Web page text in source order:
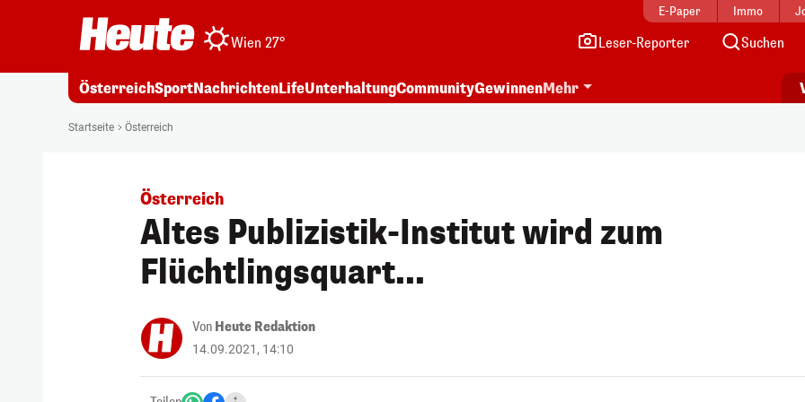
E-Paper Immo
Wien 27° Leser-Reporter Suchen
ÖsterreichSportNachrichtenLifeUnterhaltungCommunityGewinnenMehr
Startseite Österreich
Österreich
Altes Publizistik-Institut wird zum
Flüchtlingsquart...
Von Heute Redaktion
14.09.2021, 14:10